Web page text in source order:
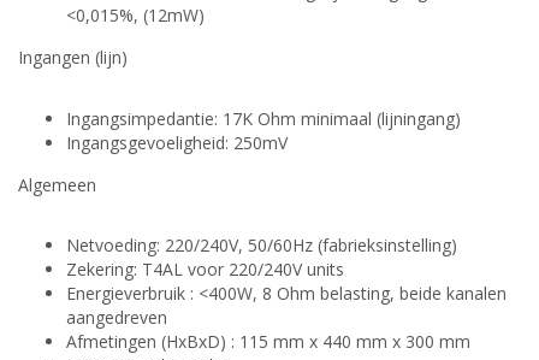
<0,015%, (12mW)
Ingangen (lijn)
Ingangsimpedantie: 17K Ohm minimaal (lijningang)
Ingangsgevoeligheid: 250mV
Algemeen
Netvoeding: 220/240V, 50/60Hz (fabrieksinstelling)
Zekering: T4AL voor 220/240V units
Energieverbruik : <400W, 8 Ohm belasting, beide kanalen
aangedreven
Afmetingen (HxBxD) : 115 mm x 440 mm x 300 mm